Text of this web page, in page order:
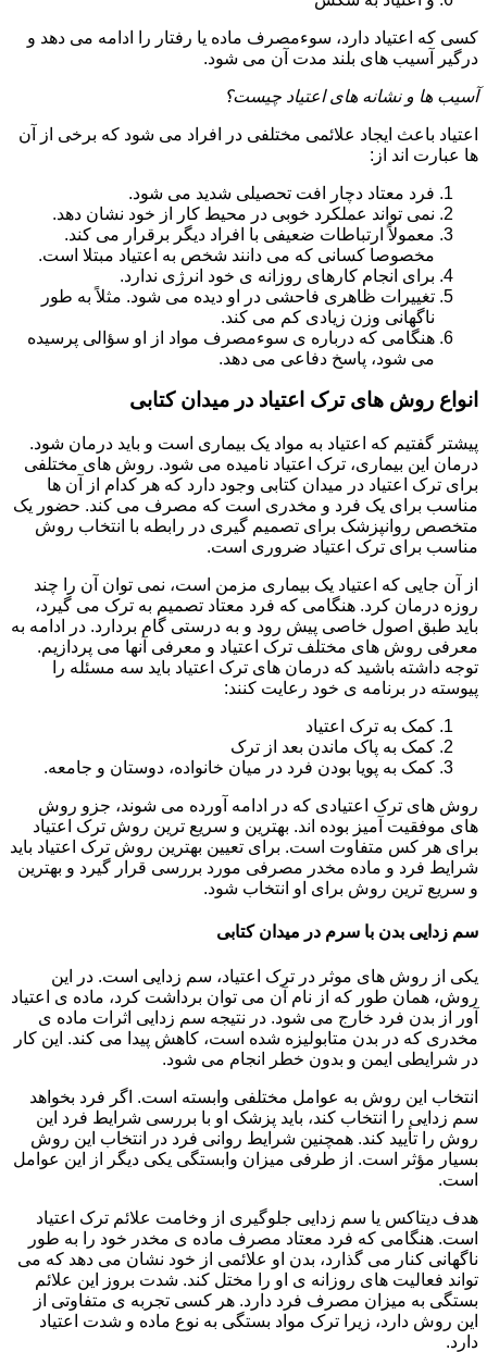
کسی که اعتیاد دارد، سوءمصرف ماده یا رفتار را ادامه می دهد و
درگیر آسیب های بلند مدت آن می شود.
آسیب ها و نشانه های اعتیاد چیست؟
اعتیاد باعث ایجاد علائمی مختلفی در افراد می شود که برخی از آن
ها عبارت اند از:
فرد معتاد دچار افت تحصیلی شدید می شود.
نمی تواند عملکرد خوبی در محیط کار از خود نشان دهد.
معمولاً ارتباطات ضعیفی با افراد دیگر برقرار می کند.
مخصوصا کسانی که می دانند شخص به اعتیاد مبتلا است.
برای انجام کارهای روزانه ی خود انرژی ندارد.
تغییرات ظاهری فاحشی در او دیده می شود. مثلاً به طور
ناگهانی وزن زیادی کم می کند.
هنگامی که درباره ی سوءمصرف مواد از او سؤالی پرسیده
می شود، پاسخ دفاعی می دهد.
انواع روش های ترک اعتیاد در میدان کتابی
پیشتر گفتیم که اعتیاد به مواد یک بیماری است و باید درمان شود.
درمان این بیماری، ترک اعتیاد نامیده می شود. روش های مختلفی
برای ترک اعتیاد در میدان کتابی وجود دارد که هر کدام از آن ها
مناسب برای یک فرد و مخدری است که مصرف می کند. حضور یک
متخصص روانپزشک برای تصمیم گیری در رابطه با انتخاب روش
مناسب برای ترک اعتیاد ضروری است.
از آن جایی که اعتیاد یک بیماری مزمن است، نمی توان آن را چند
روزه درمان کرد. هنگامی که فرد معتاد تصمیم به ترک می گیرد،
باید طبق اصول خاصی پیش رود و به درستی گام بردارد. در ادامه به
معرفی روش های مختلف ترک اعتیاد و معرفی آنها می پردازیم.
توجه داشته باشید که درمان های ترک اعتیاد باید سه مسئله را
پیوسته در برنامه ی خود رعایت کنند:
کمک به ترک اعتیاد
کمک به پاک ماندن بعد از ترک
کمک به پویا بودن فرد در میان خانواده، دوستان و جامعه.
روش های ترک اعتیادی که در ادامه آورده می شوند، جزو روش
های موفقیت آمیز بوده اند. بهترین و سریع ترین روش ترک اعتیاد
برای هر کس متفاوت است. برای تعیین بهترین روش ترک اعتیاد باید
شرایط فرد و ماده مخدر مصرفی مورد بررسی قرار گیرد و بهترین
و سریع ترین روش برای او انتخاب شود.
سم زدایی بدن با سرم در میدان کتابی
یکی از روش های موثر در ترک اعتیاد، سم زدایی است. در این
روش، همان طور که از نام آن می توان برداشت کرد، ماده ی اعتیاد
آور از بدن فرد خارج می شود. در نتیجه سم زدایی اثرات ماده ی
مخدری که در بدن متابولیزه شده است، کاهش پیدا می کند. این کار
در شرایطی ایمن و بدون خطر انجام می شود.
انتخاب این روش به عوامل مختلفی وابسته است. اگر فرد بخواهد
سم زدایی را انتخاب کند، باید پزشک او با بررسی شرایط فرد این
روش را تأیید کند. همچنین شرایط روانی فرد در انتخاب این روش
بسیار مؤثر است. از طرفی میزان وابستگی یکی دیگر از این عوامل
است.
هدف دیتاکس یا سم زدایی جلوگیری از وخامت علائم ترک اعتیاد
است. هنگامی که فرد معتاد مصرف ماده ی مخدر خود را به طور
ناگهانی کنار می گذارد، بدن او علائمی از خود نشان می دهد که می
تواند فعالیت های روزانه ی او را مختل کند. شدت بروز این علائم
بستگی به میزان مصرف فرد دارد. هر کسی تجربه ی متفاوتی از
این روش دارد، زیرا ترک مواد بستگی به نوع ماده و شدت اعتیاد
دارد.